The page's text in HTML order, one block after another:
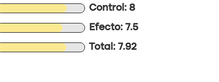
Control: 8
Efecto: 7.5
Total: 7.92